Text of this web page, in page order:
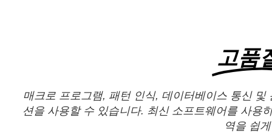
고품
매크로 프로그램, 패턴 인식, 데이터베이스 통신
션을 사용할 수 있습니다. 최신 소프트웨어를 사용
역을 쉽